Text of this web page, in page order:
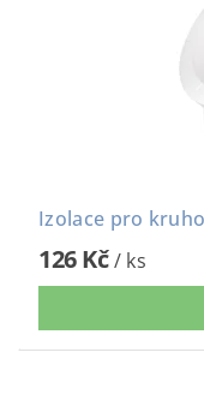
Izolace pro
126 Kč/ ks